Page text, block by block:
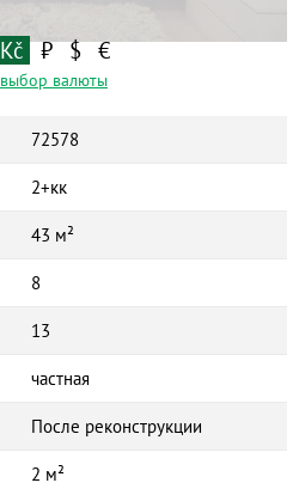
Kč ₽ $ €
выбор валюты
72578
2+кк
43 м²
8
13
частная
После реконструкции
2 м²